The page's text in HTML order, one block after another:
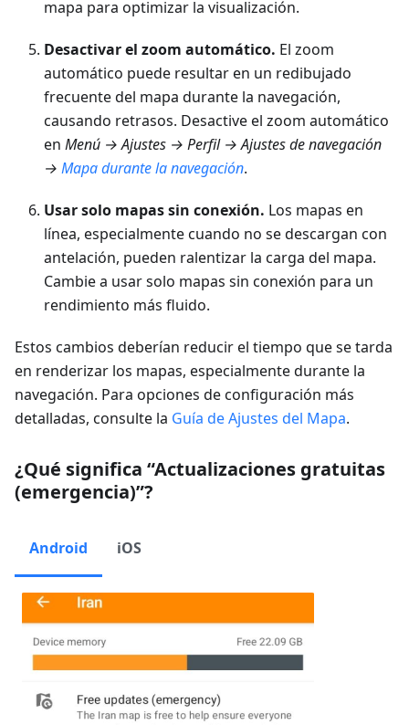
mapa para optimizar la visualización.
Desactivar el zoom automático. El zoom
automático puede resultar en un redibujado
frecuente del mapa durante la navegación,
causando retrasos. Desactive el zoom automático
en Menú → Ajustes → Perfil → Ajustes de navegación
→ Mapa durante la navegación.
Usar solo mapas sin conexión. Los mapas en
línea, especialmente cuando no se descargan con
antelación, pueden ralentizar la carga del mapa.
Cambie a usar solo mapas sin conexión para un
rendimiento más fluido.
Estos cambios deberían reducir el tiempo que se tarda
en renderizar los mapas, especialmente durante la
navegación. Para opciones de configuración más
detalladas, consulte la Guía de Ajustes del Mapa.
¿Qué significa “Actualizaciones gratuitas
(emergencia)”?
Android iOS